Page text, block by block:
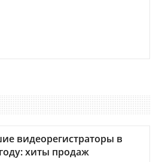
видеорегистраторы в
хиты продаж